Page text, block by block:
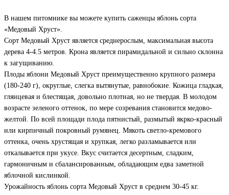
Хоней
Крисп
)
В нашем питомнике вы можете купить саженцы яблонь сорта
«Медовый Хруст».
Сорт Медовый Хруст является среднерослым, максимальная высота
дерева 4-4.5 метров. Крона является пирамидальной и сильно склонна
к загущиванию.
Плоды яблони Медовый Хруст преимущественно крупного размера
(180-240 г), округлые, слегка вытянутые, равнобокие. Кожица гладкая,
глянцевая и блестящая, довольно плотная, но не твердая. В молодом
возрасте зеленого оттенок, по мере созревания становится медово-
желтой. По всей площади плода пятнистый, размытый якрко-красный
или кирпичный покровный румянец. Мякоть светло-кремового
оттенка, очень хрустящая и хрупкая, легко разламывается или
откалывается при укусе. Вкус считается десертным, сладким,
гармоничным и сбалансированным, обладающим едва заметной
яблочной кислинкой.
Урожайность яблонь сорта Медовый Хруст в среднем 30-45 кг.